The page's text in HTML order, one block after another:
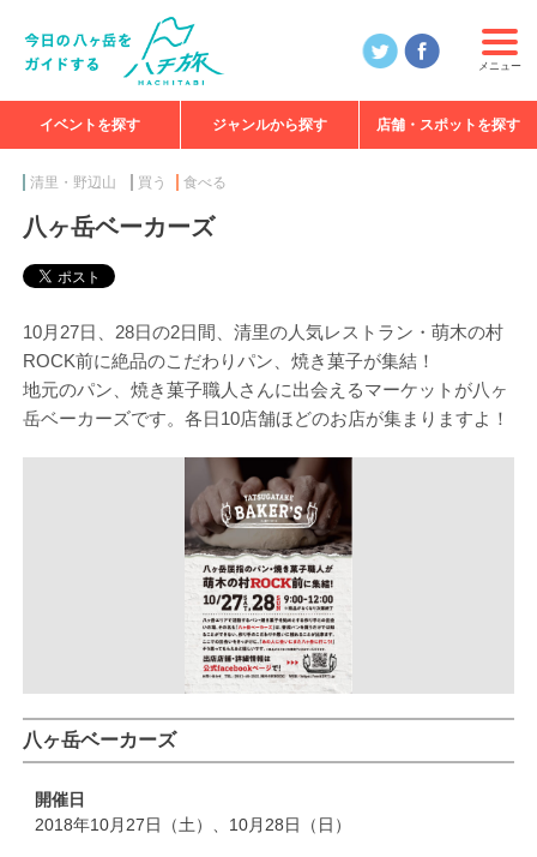
メニュー
イベントを探す ジャンルから探す 店舗・スポットを探す
清里・野辺山 買う 食べる
八ヶ岳ベーカーズ
10月27日、28日の2日間、清里の人気レストラン・萌木の村
ROCK前に絶品のこだわりパン、焼き菓子が集結！
地元のパン、焼き菓子職人さんに出会えるマーケットが八ヶ
岳ベーカーズです。各日10店舗ほどのお店が集まりますよ！
八ヶ岳ベーカーズ
開催日
2018年10月27日（土）、10月28日（日）